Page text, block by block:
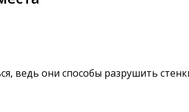
ведь они способы разрушить